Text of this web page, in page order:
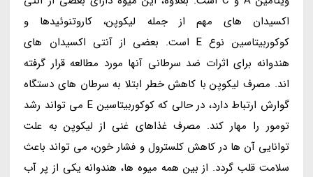
اکسیدان های مهم از جمله لیکوپن، کاروتنوئیدها و
کوکوربیتاسین نوع E است. بعضی از آنتی اکسیدان های
هندوانه برای اثرات ضد سرطانی آنها مورد مطالعه قرار گرفته
اند. مصرف لیکوپن با کاهش خطر ابتلا به سرطان های دستگاه
گوارش ارتباط دارد، در حالی که کوکوربیتاسین E می تواند رشد
تومور را مهار کند. مصرف غذاهای غنی از لیکوپن به علت
توانایی آن ها در کاهش کلسترول و فشار خون، می تواند باعث
سلامت قلب گردد. از بین همه میوه ها، هندوانه یکی از پر آب